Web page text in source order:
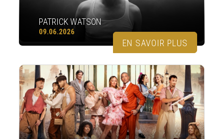
PATRICK WATSON
09.06.2026
EN SAVOIR PLUS